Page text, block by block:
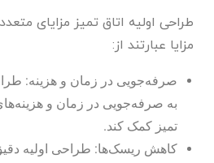
طراحی اولیه اتاق تمیز مزایای
مزایا عبارتند از:
صرفه‌جویی در زمان و هزینه:
به صرفه‌جویی در زمان و
تمیز کمک کند.
کاهش ریسک‌ها: طراحی اولیه